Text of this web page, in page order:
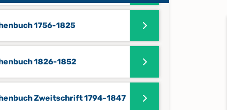
1756-1825
1826-1852
Zweitschrift 1794-1847